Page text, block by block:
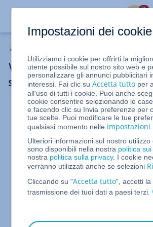
%
Verificare se un contratto
spazio web
Grazie alle istruzioni qui riportate
il tuo contratto IONOS include uno
Queste informazioni sono
tipi di utilizzo di un dominio
utilizzati solo se il dominio si trova
che include uno spazio web.
Impostazioni dei cookie
Utilizziamo i cookie per offrirti la
utente possibile sul nostro sito web e
personalizzare gli annunci pubblicitari
interessi. Fai clic suAccetta tutto per
all'uso di tutti i cookie. Puoi anche
cookie consentire selezionando le
e facendo clic su Invia preferenze per
tue scelte. Puoi modificare le tue
qualsiasi momento nelle impostazioni
Ulteriori informazioni sul nostro utilizzo
sono disponibili nella nostra politica
nostra politica sulla privacy. I cookie
verranno utilizzati anche se selezioni
Cliccando su "Accetta tutto", accetti la
trasmissione dei tuoi dati a paesi terzi.